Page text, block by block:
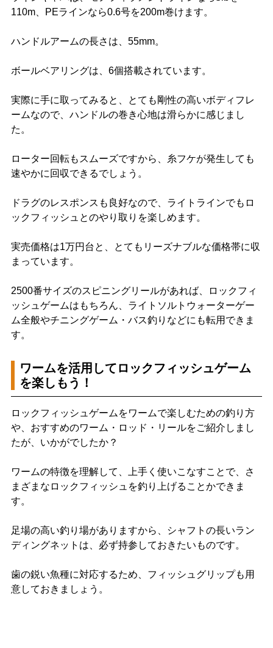
110m、PEラインなら0.6号を200m巻けます。
ハンドルアームの長さは、55mm。
ボールベアリングは、6個搭載されています。
実際に手に取ってみると、とても剛性の高いボディフレ
ームなので、ハンドルの巻き心地は滑らかに感じまし
た。
ローター回転もスムーズですから、糸フケが発生しても
速やかに回収できるでしょう。
ドラグのレスポンスも良好なので、ライトラインでもロ
ックフィッシュとのやり取りを楽しめます。
実売価格は1万円台と、とてもリーズナブルな価格帯に収
まっています。
2500番サイズのスピニングリールがあれば、ロックフィ
ッシュゲームはもちろん、ライトソルトウォーターゲー
ム全般やチニングゲーム・バス釣りなどにも転用できま
す。
ワームを活用してロックフィッシュゲーム
を楽しもう！
ロックフィッシュゲームをワームで楽しむための釣り方
や、おすすめのワーム・ロッド・リールをご紹介しまし
たが、いかがでしたか？
ワームの特徴を理解して、上手く使いこなすことで、さ
まざまなロックフィッシュを釣り上げることかできま
す。
足場の高い釣り場がありますから、シャフトの長いラン
ディングネットは、必ず持参しておきたいものです。
歯の鋭い魚種に対応するため、フィッシュグリップも用
意しておきましょう。